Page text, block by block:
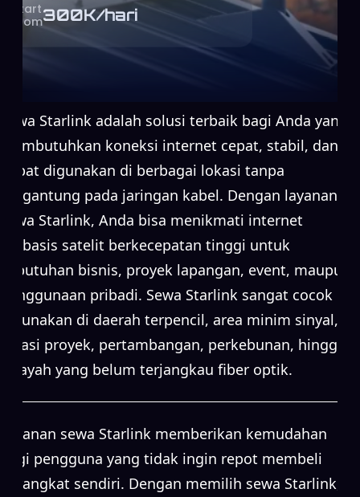
Start
From300K/hari
Sewa Starlink adalah solusi terbaik bagi Anda yang
membutuhkan koneksi internet cepat, stabil, dan
dapat digunakan di berbagai lokasi tanpa
bergantung pada jaringan kabel. Dengan layanan
sewa Starlink, Anda bisa menikmati internet
berbasis satelit berkecepatan tinggi untuk
kebutuhan bisnis, proyek lapangan, event, maupun
penggunaan pribadi. Sewa Starlink sangat cocok
digunakan di daerah terpencil, area minim sinyal,
lokasi proyek, pertambangan, perkebunan, hingga
wilayah yang belum terjangkau fiber optik.
Layanan sewa Starlink memberikan kemudahan
bagi pengguna yang tidak ingin repot membeli
perangkat sendiri. Dengan memilih sewa Starlink,